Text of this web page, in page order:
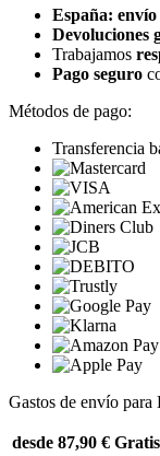
España:
Devoluciones
Trabajamos
Pago seguro
Métodos de pago:
Transferencia
Gastos de envío para
desde 87,90 €